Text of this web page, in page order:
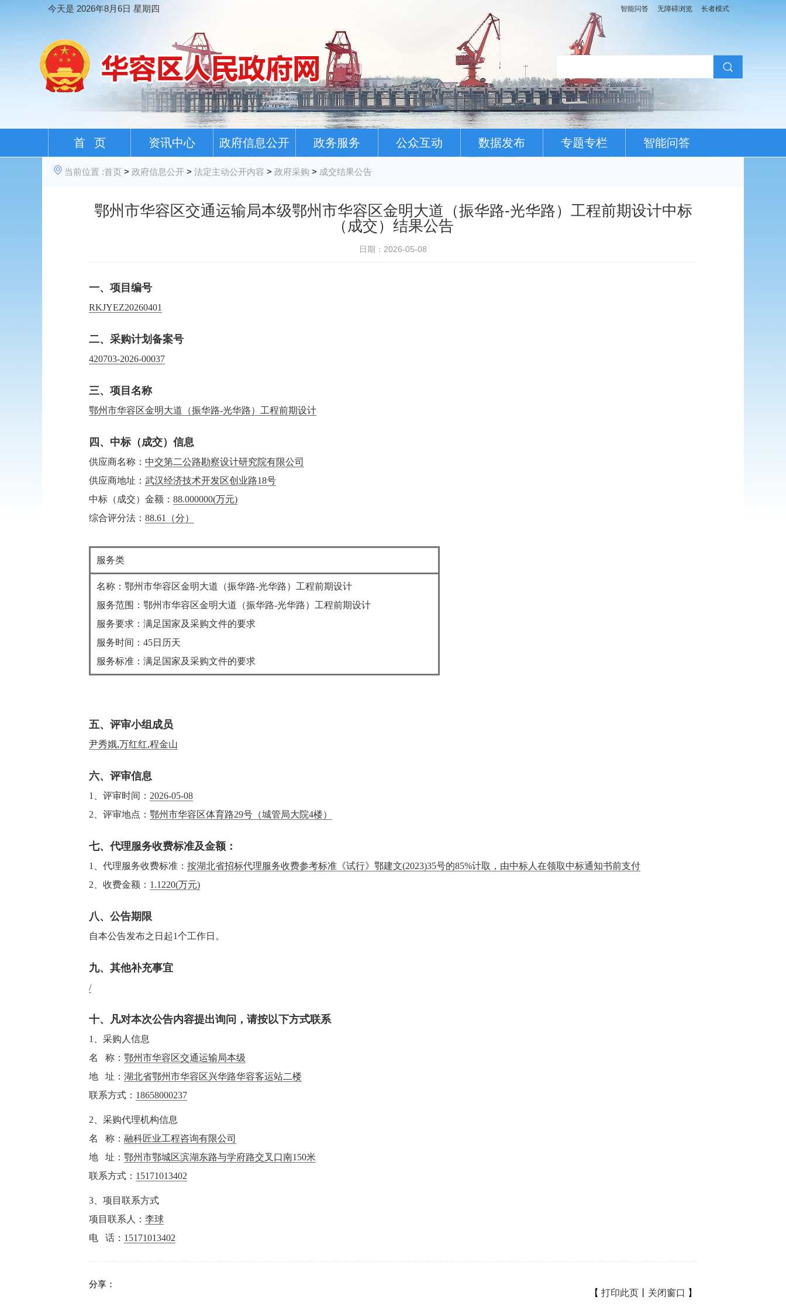
今天是 2026年8月6日 星期四 智能问答 无障碍浏览 长者模式
首 页 资讯中心 政府信息公开 政务服务 公众互动 数据发布 专题专栏 智能问答
当前位置 :首页 > 政府信息公开 > 法定主动公开内容 > 政府采购 > 成交结果公告
鄂州市华容区交通运输局本级鄂州市华容区金明大道（振华路-光华路）工程前期设计中标
（成交）结果公告
日期：2026-05-08
一、项目编号
RKJYEZ20260401
二、采购计划备案号
420703-2026-00037
三、项目名称
鄂州市华容区金明大道（振华路-光华路）工程前期设计
四、中标（成交）信息
供应商名称： 中交第二公路勘察设计研究院有限公司
供应商地址： 武汉经济技术开发区创业路18号
中标（成交）金额： 88.000000(万元)
综合评分法： 88.61（分）
服务类
名称：鄂州市华容区金明大道（振华路-光华路）工程前期设计
服务范围：鄂州市华容区金明大道（振华路-光华路）工程前期设计
服务要求：满足国家及采购文件的要求
服务时间：45日历天
服务标准：满足国家及采购文件的要求
五、评审小组成员
尹秀娥,万红红,程金山
六、评审信息
1、评审时间： 2026-05-08
2、评审地点： 鄂州市华容区体育路29号（城管局大院4楼）
七、代理服务收费标准及金额：
1、代理服务收费标准： 按湖北省招标代理服务收费参考标准《试行》鄂建文(2023)35号的85%计取，由中标人在领取中标通知书前支付
2、收费金额： 1.1220(万元)
八、公告期限
自本公告发布之日起1个工作日。
九、其他补充事宜
/
十、凡对本次公告内容提出询问，请按以下方式联系
1、采购人信息
名 称： 鄂州市华容区交通运输局本级
地 址： 湖北省鄂州市华容区兴华路华容客运站二楼
联系方式： 18658000237
2、采购代理机构信息
名 称： 融科匠业工程咨询有限公司
地 址： 鄂州市鄂城区滨湖东路与学府路交叉口南150米
联系方式： 15171013402
3、项目联系方式
项目联系人： 李球
电 话： 15171013402
分享：
【 打印此页 关闭窗口 】